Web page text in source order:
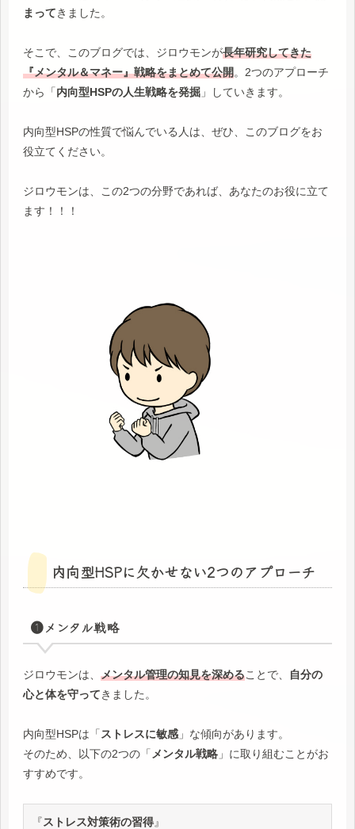
まってきました。
そこで、このブログでは、ジロウモンが長年研究してきた
『メンタル＆マネー』戦略をまとめて公開。2つのアプローチ
から「内向型HSPの人生戦略を発掘 」していきます。
内向型HSPの性質で悩んでいる人は、ぜひ、このブログをお
役立てください。
ジロウモンは、この2つの分野であれば、あなたのお役に立て
ます！！！
内向型HSPに欠かせない2つのアプローチ
❶メンタル戦略
ジロウモンは、 メンタル管理の知見を深めることで、
自分の
心と体を守ってきました。
内向型HSPは「 ストレスに敏感 」な傾向があります。
そのため、以下の2つの「 メンタル戦略 」に取り組むことがお
すすめです。
『ストレス対策術の習得』